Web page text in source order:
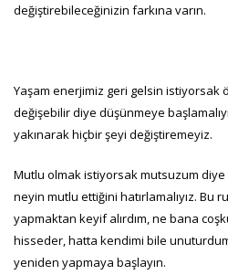
değiştirebileceğinizin farkına varın.
Yaşam enerjimiz geri gelsin istiyorsak
değişebilir diye düşünmeye
yakınarak hiçbir şeyi değiştiremeyiz.
Mutlu olmak istiyorsak mutsuzum diye
neyin mutlu ettiğini hatırlamalıyız. Bu
yapmaktan keyif alırdım, ne bana
hisseder, hatta kendimi bile
yeniden yapmaya başlayın.